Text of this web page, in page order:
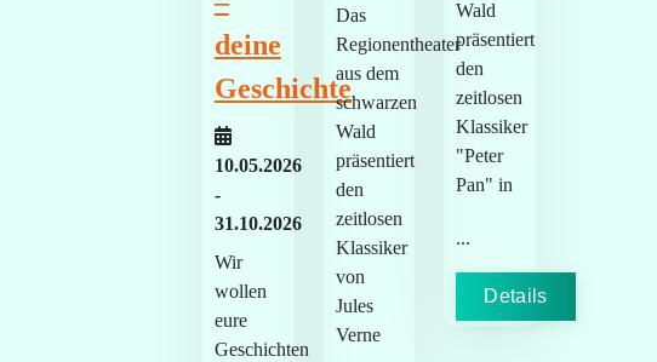
deine
Geschichte
10.05.2026
-
31.10.2026
Wir
wollen
eure
Geschichten
Das
Regionentheater
aus dem
schwarzen
Wald
präsentiert
den
zeitlosen
Klassiker
von
Jules
Verne
Wald
präsentiert
den
zeitlosen
Klassiker
"Peter
Pan" in
...
Details